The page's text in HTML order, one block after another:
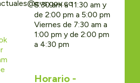
8:30 am a 11:30 am y
de 2:00 pm a 5:00 pm
Viernes de 7:30 am a
1:00 pm y de 2:00 pm
a 4:30 pm
Horario -